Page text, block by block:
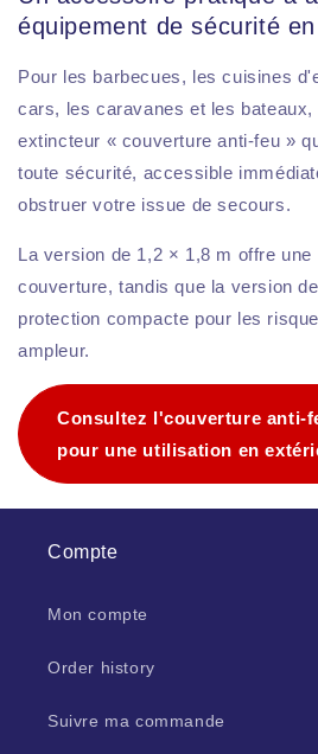
équipement de sécurité
Pour les barbecues, les cuisines
cars, les caravanes et les bateaux,
extincteur « couverture anti-feu »
toute sécurité, accessible
obstruer votre issue de secours.
La version de 1,2 × 1,8 m offre une
couverture, tandis que la version
protection compacte pour les
ampleur.
Consultez l'couverture anti-
pour une utilisation en
Compte
Mon compte
Order history
Suivre ma commande